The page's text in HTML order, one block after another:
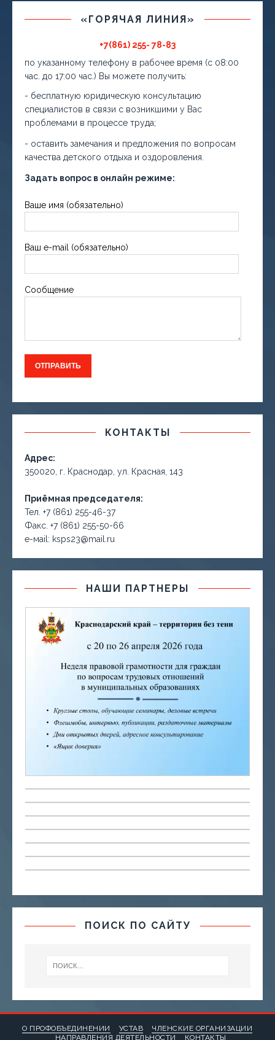
«ГОРЯЧАЯ ЛИНИЯ»
+7(861) 255- 78-83
по указанному телефону в рабочее время (с 08:00
час. до 17:00 час.) Вы можете получить:
- бесплатную юридическую консультацию
специалистов в связи с возникшими у Вас
проблемами в процессе труда;
- оставить замечания и предложения по вопросам
качества детского отдыха и оздоровления.
Задать вопрос в онлайн режиме:
Ваше имя (обязательно)
Ваш e-mail (обязательно)
Сообщение
КОНТАКТЫ
Адрес:
350020, г. Краснодар, ул. Красная, 143
Приёмная председателя:
Тел. +7 (861) 255-46-37
Факс. +7 (861) 255-50-66
е-маil: ksps23@mail.ru
НАШИ ПАРТНЕРЫ
ПОИСК ПО САЙТУ
О ПРОФОБЪЕДИНЕНИИ УСТАВ
ЧЛЕНСКИЕ ОРГАНИЗАЦИИ
НАПРАВЛЕНИЯ ДЕЯТЕЛЬНОСТИ
КОНТАКТЫ